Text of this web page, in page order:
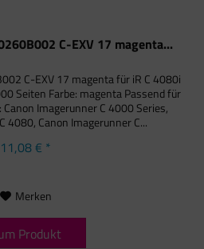
C-EXV 17 magenta...
C-EXV 17 magenta für iR C 4080i
Seiten Farbe: magenta Passend für
Imagerunner C 4000 Series,
4080, Canon Imagerunner C...
11,08 € *
Merken
Produkt